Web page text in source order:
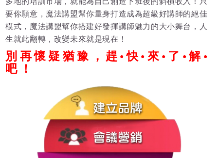
要你願意，魔法講盟幫你量身打造成為超級好講師的絕佳
模式，魔法講盟幫你搭建好發揮講師魅力的大小舞台，人
生就此翻轉，改變未來就是現在！
別再懷疑猶豫，趕•快•來•了•解•
吧！